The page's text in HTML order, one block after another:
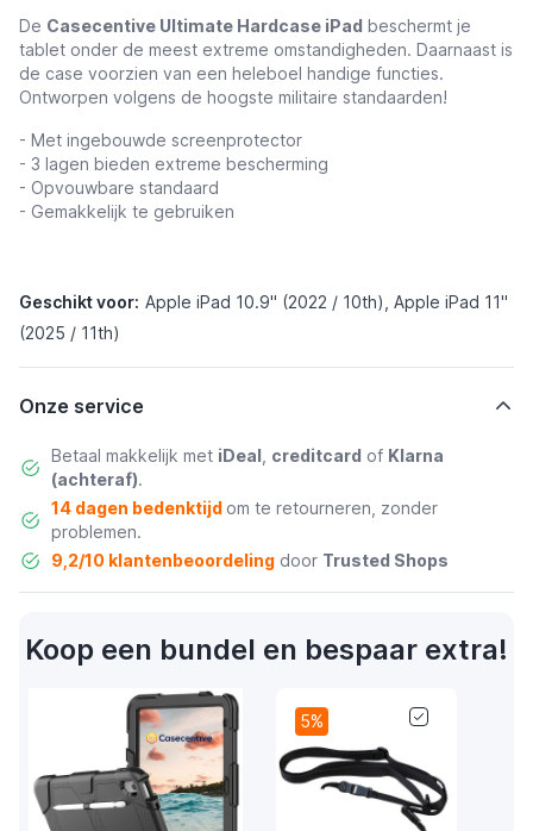
De Casecentive Ultimate Hardcase iPad beschermt je
tablet onder de meest extreme omstandigheden. Daarnaast is
de case voorzien van een heleboel handige functies.
Ontworpen volgens de hoogste militaire standaarden!
- Met ingebouwde screenprotector
- 3 lagen bieden extreme bescherming
- Opvouwbare standaard
- Gemakkelijk te gebruiken
Geschikt voor: Apple iPad 10.9" (2022 / 10th), Apple iPad 11"
(2025 / 11th)
Onze service
Betaal makkelijk met iDeal creditcard of Klarna
(achteraf).
14 dagen bedenktijd om te retourneren, zonder
problemen.
9,2/10 klantenbeoordelingdoor Trusted Shops
Koop een bundel en bespaar extra!
5%